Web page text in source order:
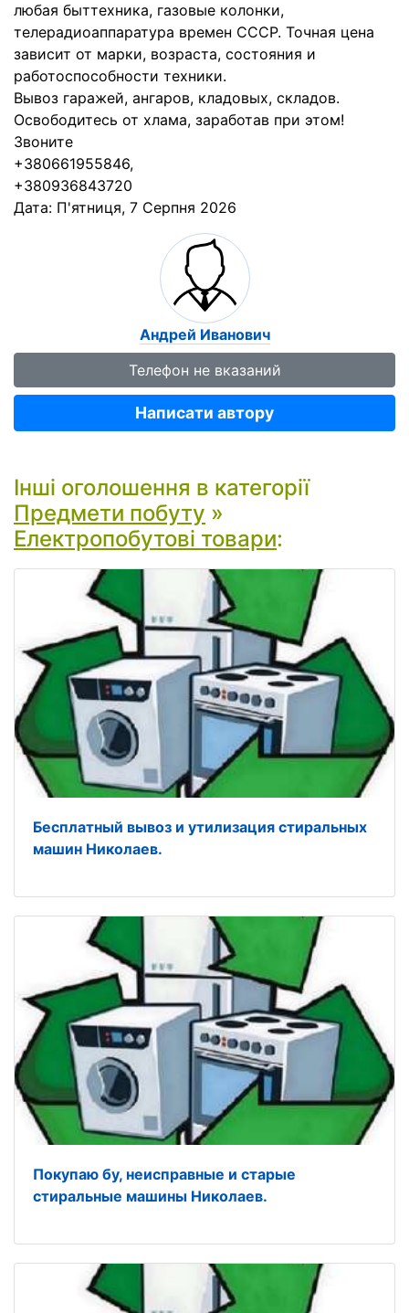
любая быттехника, газовые колонки,
телерадиоаппаратура времен СССР. Точная цена
зависит от марки, возраста, состояния и
работоспособности техники.
Вывоз гаражей, ангаров, кладовых, складов.
Освободитесь от хлама, заработав при этом!
Звоните
+380661955846,
+380936843720
Дата: П'ятниця, 7 Серпня 2026
Андрей Иванович
Телефон не вказаний
Написати автору
Інші оголошення в категорії
Предмети побуту »
Електропобутові товари:
Бесплатный вывоз и утилизация стиральных
машин Николаев.
Покупаю бу, неисправные и старые
стиральные машины Николаев.